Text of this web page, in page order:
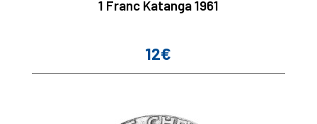
1 Franc Katanga 1961
Prix
12€